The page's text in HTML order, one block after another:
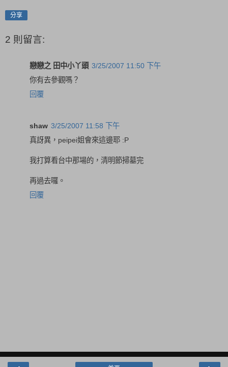
分享
2 則留言:
戀戀之 田中小丫頭 3/25/2007 11:50 下午
你有去參觀嗎？
回覆
shaw 3/25/2007 11:58 下午
真訝異，peipei姐會來這邊耶 :P
我打算看台中那場的，清明節掃墓完
再過去囉。
回覆